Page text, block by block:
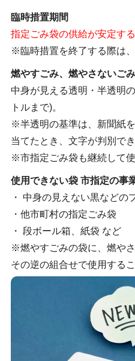
臨時措置期間
指定ごみ袋の供給が安定す
※臨時措置を終了する際は
燃やすごみ、燃やさないご
中身が見える透明・半透明
トルまで)。
※半透明の基準は、新聞紙
当てたとき、文字が判別で
※市指定ごみ袋も継続して使
使用できない袋 市指定の事
・ 中身の見えない黒などの
・他市町村の指定ごみ袋
・ 段ボール箱、紙袋 など
※燃やすごみの袋に、燃や
その逆の組合せで使用する